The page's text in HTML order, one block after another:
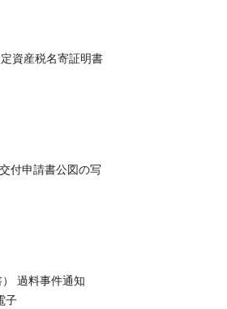
資産税名寄証明書
付申請書公図の写
） 過料事件通知
子